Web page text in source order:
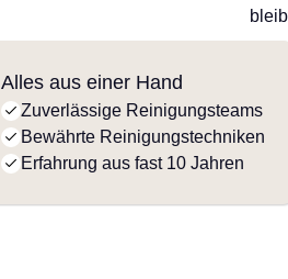
Alles aus einer Hand
Zuverlässige Reinigungsteams
Bewährte Reinigungstechniken
Erfahrung aus fast 10 Jahren